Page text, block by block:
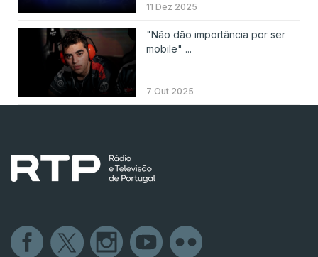
11 Dez 2025
"Não dão importância por ser
mobile" ...
7 Out 2025